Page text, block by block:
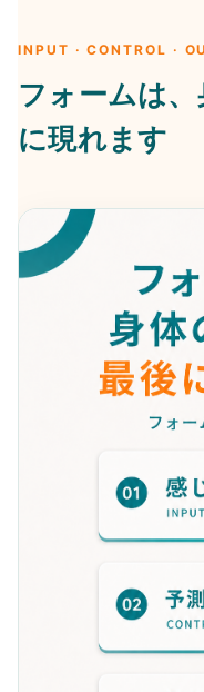
INPUT · CONTROL ·
フォームは
に現れます